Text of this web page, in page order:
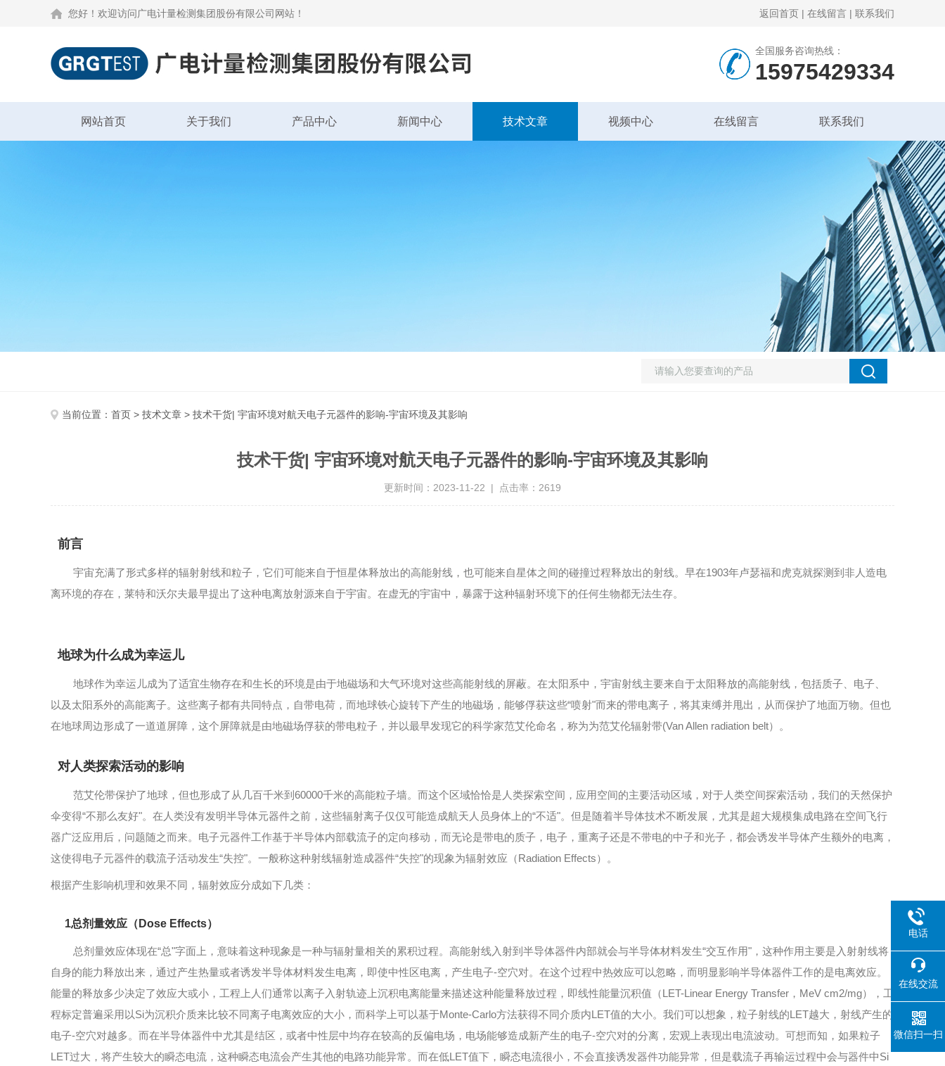
您好！欢迎访问广电计量检测集团股份有限公司网站！ 返回首页 | 在线留言 | 联系我们
全国服务咨询热线：
15975429334
网站首页 关于我们 产品中心 新闻中心 技术文章 视频中心 在线留言 联系我们
当前位置： 首页 > 技术文章 > 技术干货| 宇宙环境对航天电子元器件的影响-宇宙环境及其影响
技术干货| 宇宙环境对航天电子元器件的影响-宇宙环境及其影响
更新时间：2023-11-22 | 点击率：2619
前言
宇宙充满了形式多样的辐射射线和粒子，它们可能来自于恒星体释放出的高能射线，也可能来自星体之间的碰撞过程释放出的射线。早在1903年卢瑟福和虎克就探测到非人造电
离环境的存在，莱特和沃尔夫最早提出了这种电离放射源来自于宇宙。在虚无的宇宙中，暴露于这种辐射环境下的任何生物都无法生存。
地球为什么成为幸运儿
地球作为幸运儿成为了适宜生物存在和生长的环境是由于地磁场和大气环境对这些高能射线的屏蔽。在太阳系中，宇宙射线主要来自于太阳释放的高能射线，包括质子、电子、
以及太阳系外的高能离子。这些离子都有共同特点，自带电荷，而地球铁心旋转下产生的地磁场，能够俘获这些“喷射"而来的带电离子，将其束缚并甩出，从而保护了地面万物。但也
在地球周边形成了一道道屏障，这个屏障就是由地磁场俘获的带电粒子，并以最早发现它的科学家范艾伦命名，称为为范艾伦辐射带(Van Allen radiation belt）。
对人类探索活动的影响
范艾伦带保护了地球，但也形成了从几百千米到60000千米的高能粒子墙。而这个区域恰恰是人类探索空间，应用空间的主要活动区域，对于人类空间探索活动，我们的天然保护
伞变得“不那么友好"。在人类没有发明半导体元器件之前，这些辐射离子仅仅可能造成航天人员身体上的“不适"。但是随着半导体技术不断发展，尤其是超大规模集成电路在空间飞行
器广泛应用后，问题随之而来。电子元器件工作基于半导体内部载流子的定向移动，而无论是带电的质子，电子，重离子还是不带电的中子和光子，都会诱发半导体产生额外的电离，
这使得电子元器件的载流子活动发生“失控"。一般称这种射线辐射造成器件“失控"的现象为辐射效应（Radiation Effects）。
根据产生影响机理和效果不同，辐射效应分成如下几类：
1总剂量效应（Dose Effects）
总剂量效应体现在“总"字面上，意味着这种现象是一种与辐射量相关的累积过程。高能射线入射到半导体器件内部就会与半导体材料发生“交互作用"，这种作用主要是入射射线将
自身的能力释放出来，通过产生热量或者诱发半导体材料发生电离，即使中性区电离，产生电子-空穴对。在这个过程中热效应可以忽略，而明显影响半导体器件工作的是电离效应。
能量的释放多少决定了效应大或小，工程上人们通常以离子入射轨迹上沉积电离能量来描述这种能量释放过程，即线性能量沉积值（LET-Linear Energy Transfer，MeV cm2/mg），工
程标定普遍采用以Si为沉积介质来比较不同离子电离效应的大小，而科学上可以基于Monte-Carlo方法获得不同介质内LET值的大小。我们可以想象，粒子射线的LET越大，射线产生的
电子-空穴对越多。而在半导体器件中尤其是结区，或者中性层中均存在较高的反偏电场，电场能够造成新产生的电子-空穴对的分离，宏观上表现出电流波动。可想而知，如果粒子
LET过大，将产生较大的瞬态电流，这种瞬态电流会产生其他的电路功能异常。而在低LET值下，瞬态电流很小，不会直接诱发器件功能异常，但是载流子再输运过程中会与器件中Si
电话
在线交流
微信扫一扫